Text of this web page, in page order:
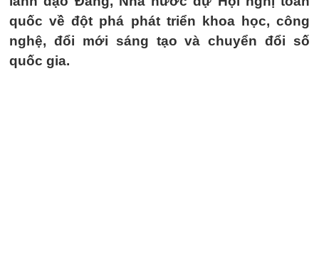
quốc về đột phá phát triển khoa học, công
nghệ, đổi mới sáng tạo và chuyển đổi số
quốc gia.